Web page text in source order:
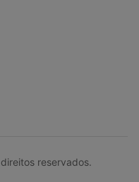
reservados.